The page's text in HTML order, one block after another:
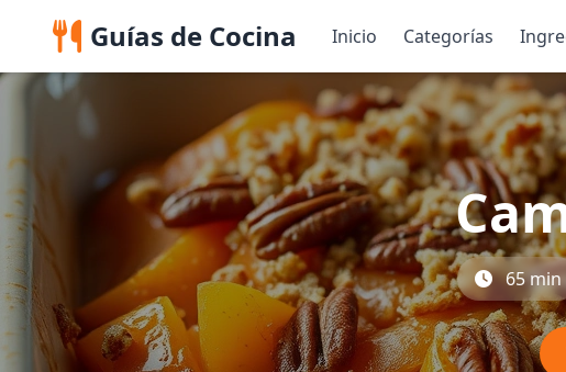
Guías de Cocina Inicio Categorías
65 min